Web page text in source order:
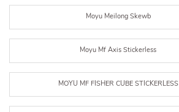
Moyu Meilong Skewb
Moyu Mf Axis Stickerless
MOYU MF FISHER CUBE STICKERLESS